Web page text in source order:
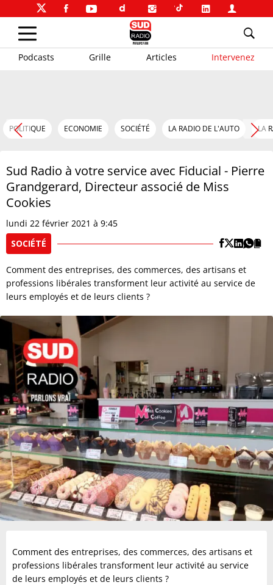
Podcasts Grille Articles Intervenez
POLITIQUE ECONOMIE SOCIÉTÉ LA RADIO DE L'AUTO LA
Sud Radio à votre service avec Fiducial - Pierre
Grandgerard, Directeur associé de Miss
Cookies
lundi 22 février 2021 à 9:45
SOCIÉTÉ
Comment des entreprises, des commerces, des artisans et
professions libérales transforment leur activité au service de
leurs employés et de leurs clients ?
Comment des entreprises, des commerces, des artisans et
professions libérales transforment leur activité au service
de leurs employés et de leurs clients ?